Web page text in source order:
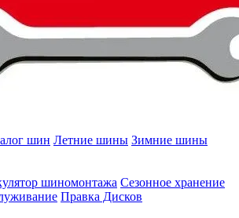
шин Летние шины Зимние шины
шиномонтажа Сезонное хранение
Правка Дисков